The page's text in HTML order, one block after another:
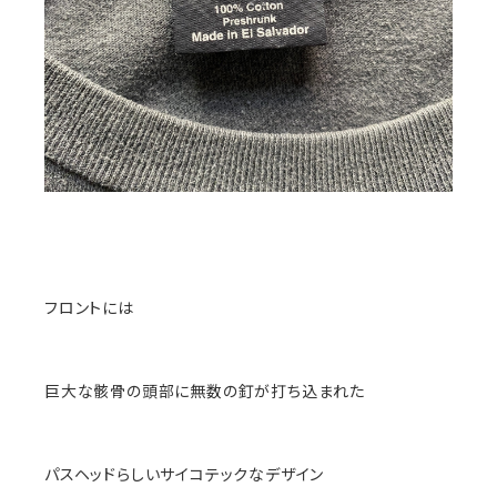
フロントには
巨大な骸骨の頭部に無数の釘が打ち込まれた
パスヘッドらしいサイコテックなデザイン